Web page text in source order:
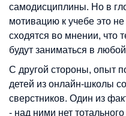
самодисциплины. Но в
мотивацию к учебе это
сходятся во мнении, что
будут заниматься в
С другой стороны, опыт
детей из онлайн-школы
сверстников. Один из
- над ними нет